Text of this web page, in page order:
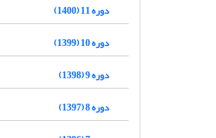
دوره 11 (1400)
دوره 10 (1399)
دوره 9 (1398)
دوره 8 (1397)